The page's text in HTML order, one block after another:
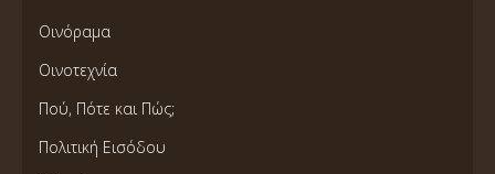
Οινόραμα
Οινοτεχνία
Πού, Πότε και Πώς;
Πολιτική Εισόδου